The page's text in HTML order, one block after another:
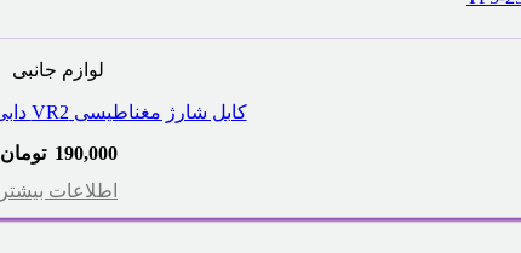
لوازم جانبی
کابل شارژ مغناطیسی VR2 دابی مدل TP5-2520
190,000 تومان
اطلاعات بیشتر